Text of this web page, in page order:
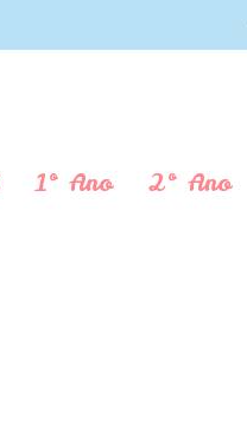
1º Ano 2º Ano